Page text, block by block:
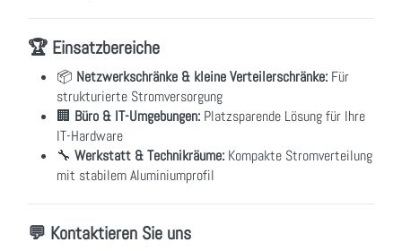
🏆 Einsatzbereiche
📦 Netzwerkschränke & kleine Verteilerschränke: Für
strukturierte Stromversorgung
🏢 Büro & IT-Umgebungen: Platzsparende Lösung für Ihre
IT-Hardware
🔧 Werkstatt & Technikräume: Kompakte Stromverteilung
mit stabilem Aluminiumprofil
💬 Kontaktieren Sie uns